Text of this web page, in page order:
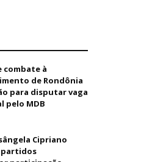
combate à
de Rondônia
para disputar vaga
pelo MDB
Cipriano
partidos